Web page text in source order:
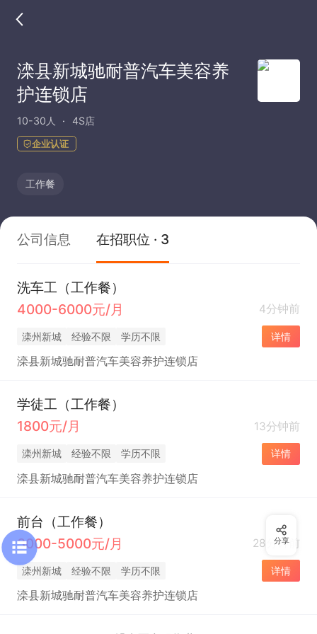
滦县新城驰耐普汽车美容养
护连锁店
10-30人 4S店
企业认证
工作餐
公司信息 在招职位 · 3
洗车工（工作餐）
4000-6000元/月
4分钟前
滦州新城 经验不限 学历不限 详情
滦县新城驰耐普汽车美容养护连锁店
学徒工（工作餐）
1800元/月
13分钟前
滦州新城 经验不限 学历不限 详情
滦县新城驰耐普汽车美容养护连锁店
前台（工作餐）
3000-5000元/月
28分钟前
滦州新城 经验不限 学历不限 详情
滦县新城驰耐普汽车美容养护连锁店
分享